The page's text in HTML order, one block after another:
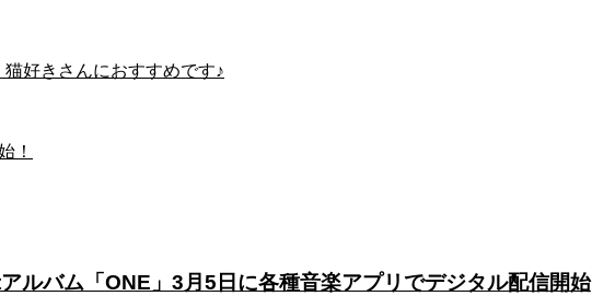
好きさんにおすすめです♪
！
ルバム「ONE」3月5日に各種音楽アプリでデジタル配信開始